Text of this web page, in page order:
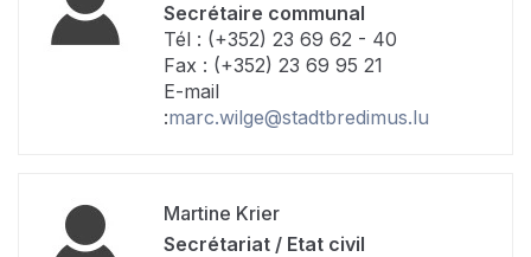
Secrétaire communal
Tél : (+352) 23 69 62 - 40
Fax : (+352) 23 69 95 21
E-mail
:marc.wilge@stadtbredimus.lu
Martine Krier
Secrétariat / Etat civil